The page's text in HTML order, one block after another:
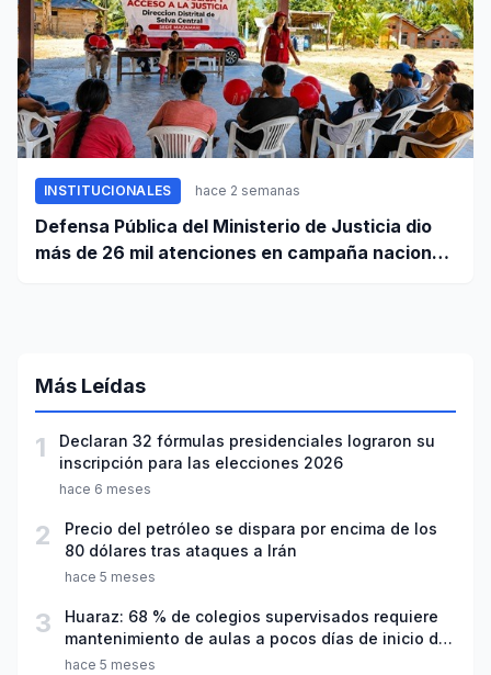
INSTITUCIONALES hace 2 semanas
Defensa Pública del Ministerio de Justicia dio
más de 26 mil atenciones en campaña nacional
Más Leídas
1
Declaran 32 fórmulas presidenciales lograron su
inscripción para las elecciones 2026
hace 6 meses
2
Precio del petróleo se dispara por encima de los
80 dólares tras ataques a Irán
hace 5 meses
3
Huaraz: 68 % de colegios supervisados requiere
mantenimiento de aulas a pocos días de inicio del
año escolar 2026
hace 5 meses